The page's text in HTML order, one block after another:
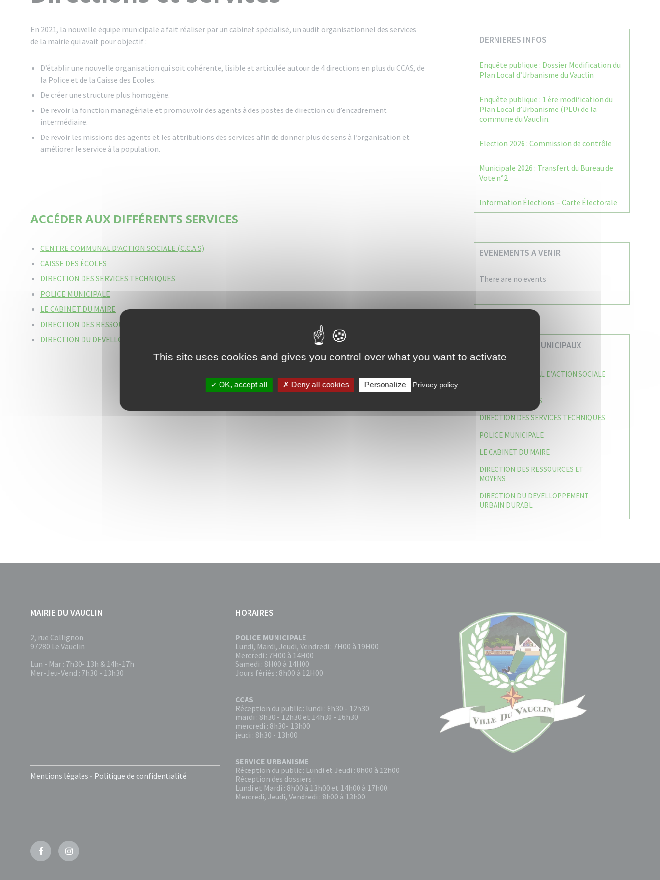
En 2021, la nouvelle équipe municipale a fait réaliser par un cabinet spécialisé, un audit organisationnel des services
de la mairie qui avait pour objectif :
D’établir une nouvelle organisation qui soit cohérente, lisible et articulée autour de 4 directions en plus du CCAS, de
la Police et de la Caisse des Ecoles.
De créer une structure plus homogène.
De revoir la fonction managériale et promouvoir des agents à des postes de direction ou d’encadrement
intermédiaire.
De revoir les missions des agents et les attributions des services afin de donner plus de sens à l’organisation et
améliorer le service à la population.
ACCÉDER AUX DIFFÉRENTS SERVICES
CENTRE COMMUNAL D’ACTION SOCIALE (C.C.A.S)
CAISSE DES ÉCOLES
DIRECTION DES SERVICES TECHNIQUES
POLICE MUNICIPALE
LE CABINET DU MAIRE
DIRECTION DES RESSOURCES ET MOYENS
DIRECTION DU DEVELLOPPEMENT URBAIN DURABL
DERNIERES INFOS
Enquête publique : Dossier Modification du
Plan Local d’Urbanisme du Vauclin
Enquête publique : 1 ère modification du
Plan Local d’Urbanisme (PLU) de la
commune du Vauclin.
Election 2026 : Commission de contrôle
Municipale 2026 : Transfert du Bureau de
Vote n°2
Information Élections – Carte Électorale
EVENEMENTS A VENIR
There are no events
VOS SERVICES MUNICIPAUX
CENTRE COMMUNAL D’ACTION SOCIALE
CAISSE DES ÉCOLES
DIRECTION DES SERVICES TECHNIQUES
POLICE MUNICIPALE
LE CABINET DU MAIRE
DIRECTION DES RESSOURCES ET
MOYENS
DIRECTION DU DEVELLOPPEMENT
URBAIN DURABL
MAIRIE DU VAUCLIN
2, rue Collignon
97280 Le Vauclin
Lun - Mar : 7h30- 13h & 14h-17h
Mer-Jeu-Vend : 7h30 - 13h30
Mentions légales - Politique de confidentialité
HORAIRES
POLICE MUNICIPALE
Lundi, Mardi, Jeudi, Vendredi : 7H00 à 19H00
Mercredi : 7H00 à 14H00
Samedi : 8H00 à 14H00
Jours fériés : 8h00 à 12H00
CCAS
Réception du public : lundi : 8h30 - 12h30
mardi : 8h30 - 12h30 et 14h30 - 16h30
mercredi : 8h30- 13h00
jeudi : 8h30 - 13h00
SERVICE URBANISME
Réception du public : Lundi et Jeudi : 8h00 à 12h00
Réception des dossiers :
Lundi et Mardi : 8h00 à 13h00 et 14h00 à 17h00.
Mercredi, Jeudi, Vendredi : 8h00 à 13h00
FacebookInstagram
This site uses cookies and gives you control over what you want to activate
OK, accept all Deny all cookies Personalize Privacy policy